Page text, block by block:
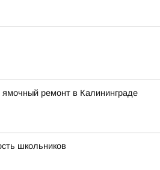
ямочный ремонт в Калининграде
школьников